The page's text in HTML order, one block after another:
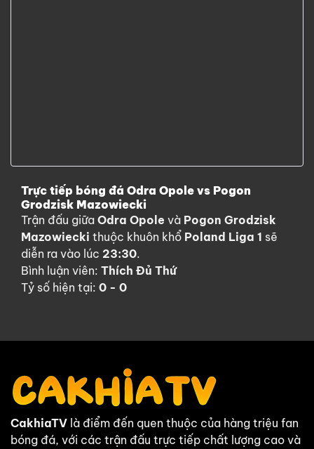
Trực tiếp bóng đá Odra Opole vs Pogon
Grodzisk Mazowiecki
Trận đấu giữa Odra Opole và Pogon Grodzisk
Mazowiecki thuộc khuôn khổ Poland Liga 1 sẽ
diễn ra vào lúc 23:30.
Bình luận viên: Thích Đủ Thứ
Tỷ số hiện tại: 0 - 0
CakhiaTV là điểm đến quen thuộc của hàng triệu fan
bóng đá, với các trận đấu trực tiếp chất lượng cao và